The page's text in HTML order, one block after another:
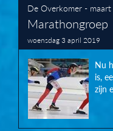
De Overkomer -
Marathongroep
woensdag 3 april 2019
Nu
is,
zijn